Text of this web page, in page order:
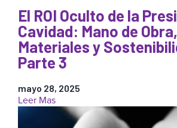
de
las
Máquinas
Antes
de
le
Cuesten
Dinero
El ROI Oculto de la
Cavidad: Mano de Obra,
Materiales y
Parte 3
mayo 28, 2025
Leer Mas:
El